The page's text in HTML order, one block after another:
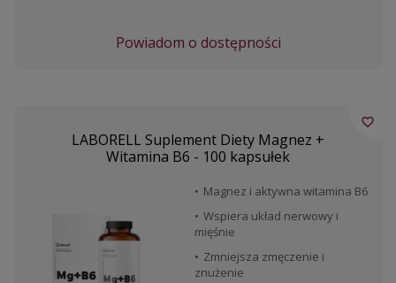
Powiadom o dostępności
LABORELL Suplement Diety Magnez +
Witamina B6 - 100 kapsułek
Magnez i aktywna witamina B6
Wspiera układ nerwowy i
mięśnie
Zmniejsza zmęczenie i
znużenie
favorite_border